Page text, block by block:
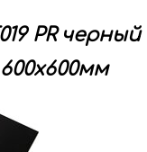
PR черный